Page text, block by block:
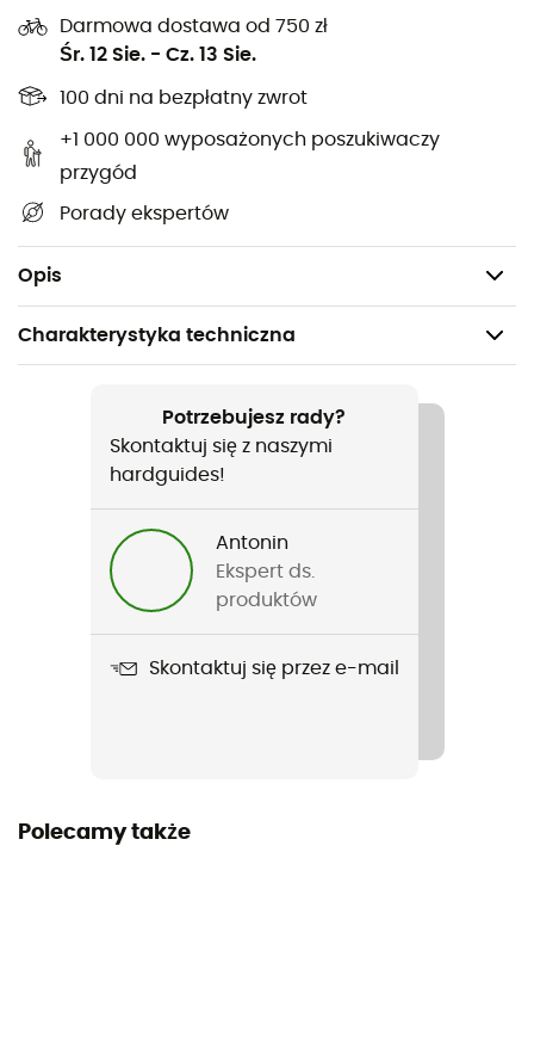
Darmowa dostawa od 750 zł
Śr. 12 Sie. - Cz. 13 Sie.
100 dni na bezpłatny zwrot
+1 000 000 wyposażonych poszukiwaczy
przygód
Porady ekspertów
Opis
Dzięki ekologicznej membranie Sympatex
outdoorowy jest całkowicie wodoodporny i
oddychający.
przyczepność na każdym terenie.
Skarvan STXmarkiVaude
turystycznymi, które idealnie sprawdzą się na każdym
szlaku.
Charakterystyka techniczna
Turystyka piesza / Trekking
Women's TRK Skarvan STX
Twardość podeszwy
Potrzebujesz rady?
Skontaktuj się z naszymi
hardguides!
Antonin
Ekspert ds.
produktów
Skontaktuj się przez e-mail
Polecamy także